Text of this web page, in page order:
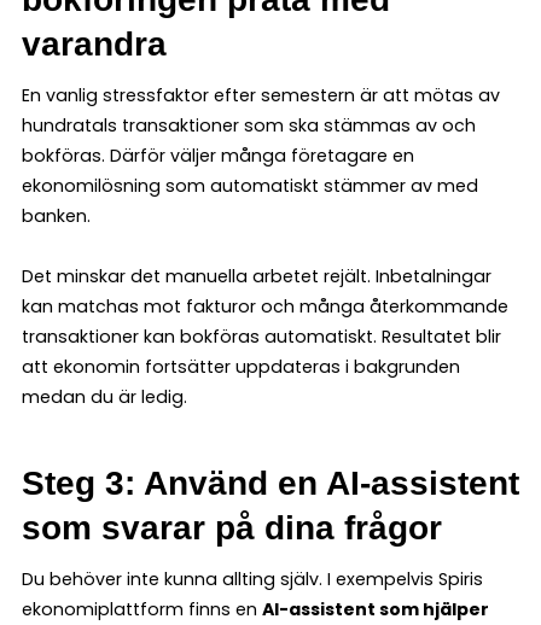
varandra
En vanlig stressfaktor efter semestern är att mötas av
hundratals transaktioner som ska stämmas av och
bokföras. Därför väljer många företagare en
ekonomilösning som automatiskt stämmer av med
banken.
Det minskar det manuella arbetet rejält. Inbetalningar
kan matchas mot fakturor och många återkommande
transaktioner kan bokföras automatiskt. Resultatet blir
att ekonomin fortsätter uppdateras i bakgrunden
medan du är ledig.
Steg 3: Använd en AI-assistent
som svarar på dina frågor
Du behöver inte kunna allting själv. I exempelvis Spiris
ekonomiplattform finns en AI-assistent som hjälper